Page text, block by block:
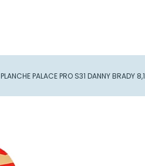
PLANCHE PALACE PRO S31 DANNY BRADY 8,1